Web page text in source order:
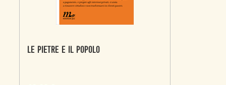
LE PIETRE E IL POPOLO